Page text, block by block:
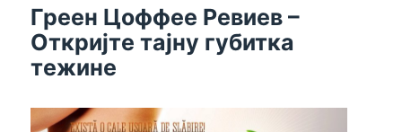
Греен Цоффее Ревиев –
Откријте тајну губитка
тежине